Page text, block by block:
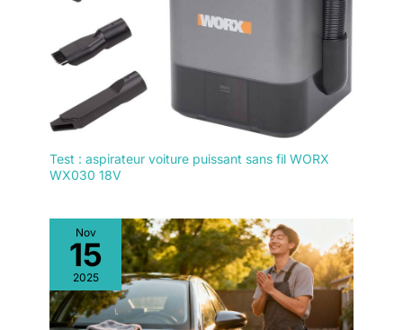
Test : aspirateur voiture puissant sans fil WORX
WX030 18V
Nov
15
2025